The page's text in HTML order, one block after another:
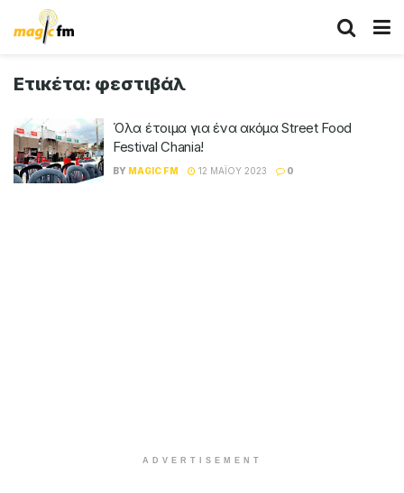
Ετικέτα: φεστιβάλ
Όλα έτοιμα για ένα ακόμα Street Food
Festival Chania!
BY MAGIC FM 12 ΜΑΪ́ΟΥ 2023 0
ADVERTISEMENT